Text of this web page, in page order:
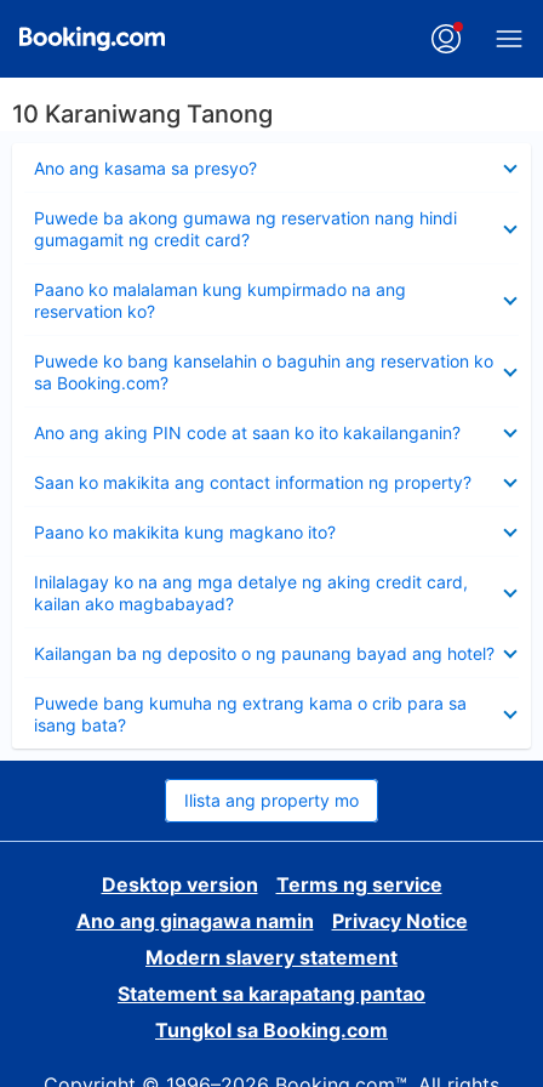
10 Karaniwang Tanong
Ano ang kasama sa presyo?
ang
Puwede ba akong gumawa ng reservation nang hindi
gumagamit ng credit card?
ang
sagot
Paano ko malalaman kung kumpirmado na ang
reservation ko?
ang
sagot
Puwede ko bang kanselahin o baguhin ang reservation ko
sa Booking.com?
ang
sagot
Ano ang aking PIN code at saan ko ito kakailanganin?
ang
Saan ko makikita ang contact information ng property?
ang
Paano ko makikita kung magkano ito?
ang
Inilalagay ko na ang mga detalye ng aking credit card,
kailan ako magbabayad?
ang
sagot
Kailangan ba ng deposito o ng paunang bayad ang hotel?
ang
Puwede bang kumuha ng extrang kama o crib para sa
isang bata?
ang
sagot
Ilista ang property mo
Desktop version
Terms ng service
Ano ang ginagawa namin
Privacy Notice
Modern slavery statement
Statement sa karapatang pantao
Tungkol sa Booking.com